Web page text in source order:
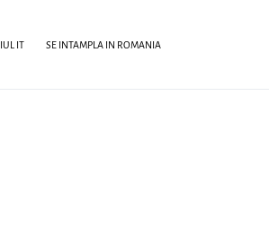
IT SE INTAMPLA IN ROMANIA